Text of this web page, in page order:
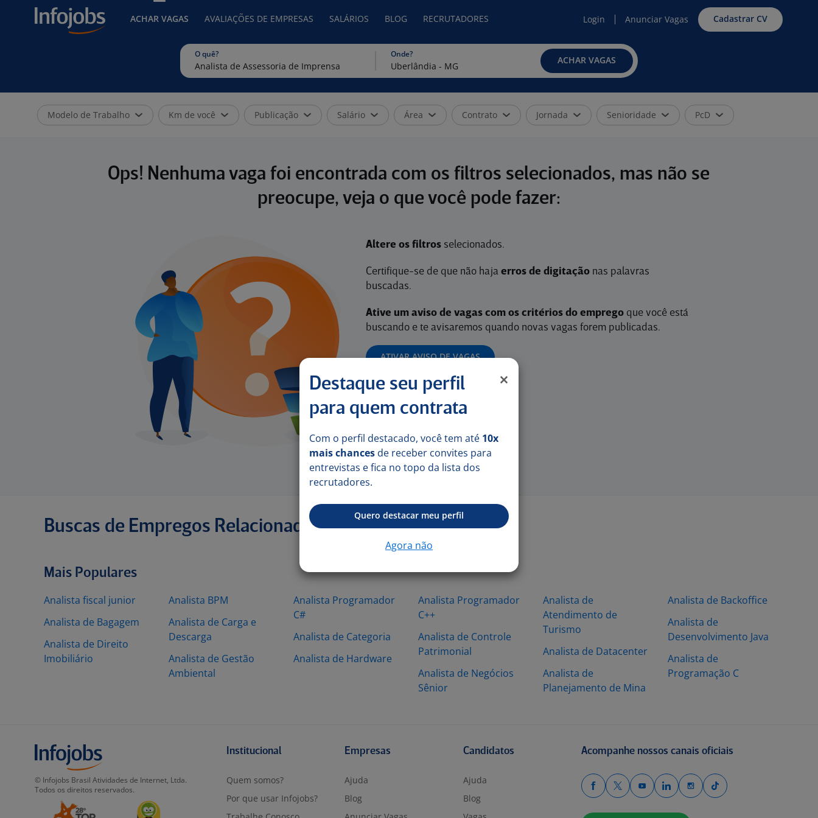
ACHAR VAGAS AVALIAÇÕES DE EMPRESAS SALÁRIOS BLOG RECRUTADORES Login Anunciar Vagas Cadastrar CV
O quê? Onde?
ACHAR VAGAS
Modelo de Trabalho Km de você Publicação Salário Área Contrato Jornada Senioridade PcD
Ops! Nenhuma vaga foi encontrada com os filtros selecionados, mas não se
preocupe, veja o que você pode fazer:
Altere os filtrosselecionados.
Certifique-se de que não haja erros de digitaçãonas palavras
buscadas.
Ative um aviso de vagas com os critérios do empregoque você está
buscando e te avisaremos quando novas vagas forem publicadas.
ATIVAR AVISO DE VAGAS
Buscas de Empregos Relacionadas
Mais Populares
Analista fiscal junior
Analista de Bagagem
Analista de Direito
Imobiliário
Analista BPM
Analista de Carga e
Descarga
Analista de Gestão
Ambiental
Analista Programador
C#
Analista de Categoria
Analista de Hardware
Analista Programador
C++
Analista de Controle
Patrimonial
Analista de Negócios
Sênior
Analista de
Atendimento de
Turismo
Analista de Datacenter
Analista de
Planejamento de Mina
Analista de Backoffice
Analista de
Desenvolvimento Java
Analista de
Programação C
Destaque seu perfil
para quem contrata
Com o perfil destacado, você tem até 10x
mais chances de receber convites para
entrevistas e fica no topo da lista dos
recrutadores.
Quero destacar meu perfil
Agora não
© Infojobs Brasil Atividades de Internet, Ltda.
Todos os direitos reservados.
Institucional
Quem somos?
Por que usar Infojobs?
Empresas
Ajuda
Blog
Candidatos
Ajuda
Blog
Acompanhe nossos canais oficiais